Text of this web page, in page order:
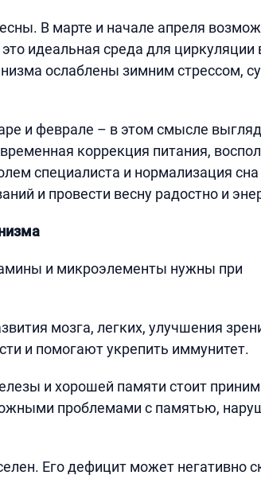
В марте и начале апреля
идеальная среда для циркуляции
ослаблены зимним стрессом,
и феврале – в этом смысле
коррекция питания,
специалиста и нормализация сна
и провести весну радостно и
и микроэлементы нужны при
мозга, легких, улучшения
и помогают укрепить иммунитет.
и хорошей памяти стоит
проблемами с памятью,
Его дефицит может негативно